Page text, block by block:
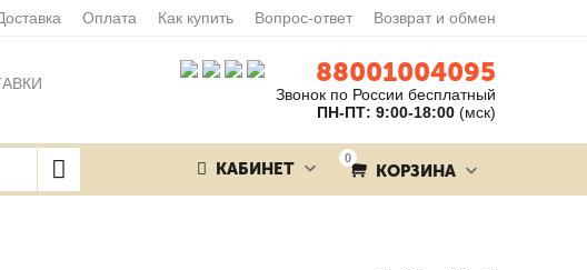
Оплата Как купить Вопрос-ответ Возврат и обмен
88001004095
Звонок по России бесплатный
ПН-ПТ: 9:00-18:00 (мск)
0
КОРЗИНА
КАБИНЕТ